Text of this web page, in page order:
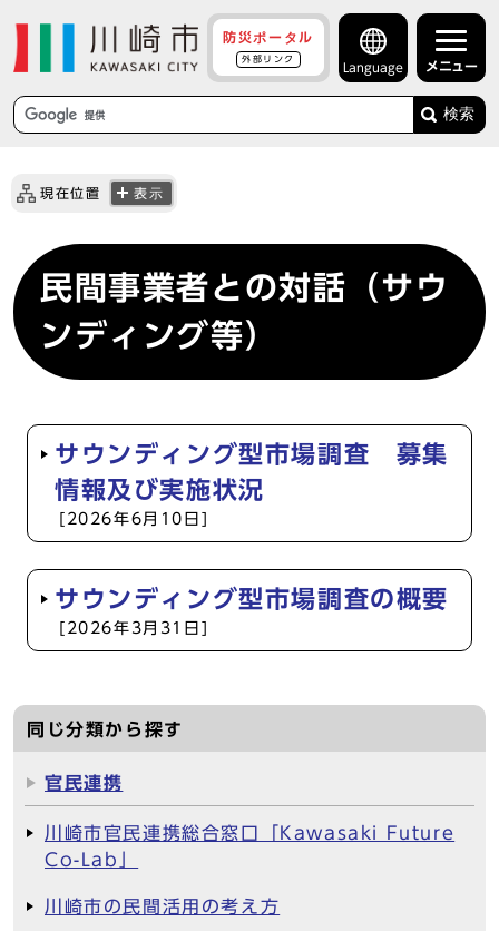
防災ポータル
外部リンク
Language メニュー
検索
現在位置 表示
民間事業者との対話（サウ
ンディング等）
サウンディング型市場調査 募集
情報及び実施状況
[2026年6月10日]
サウンディング型市場調査の概要
[2026年3月31日]
同じ分類から探す
官民連携
川崎市官民連携総合窓口「Kawasaki Future
Co‑Lab」
川崎市の民間活用の考え方